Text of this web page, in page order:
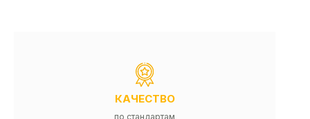
КАЧЕСТВО
по стандартам